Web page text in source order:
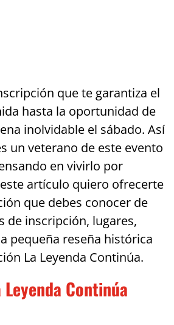
que te garantiza el
hasta la oportunidad de
inolvidable el sábado. Así
un veterano de este evento
en vivirlo por
artículo quiero ofrecerte
que debes conocer de
de inscripción, lugares,
pequeña reseña histórica
La Leyenda Continúa.
Leyenda Continúa